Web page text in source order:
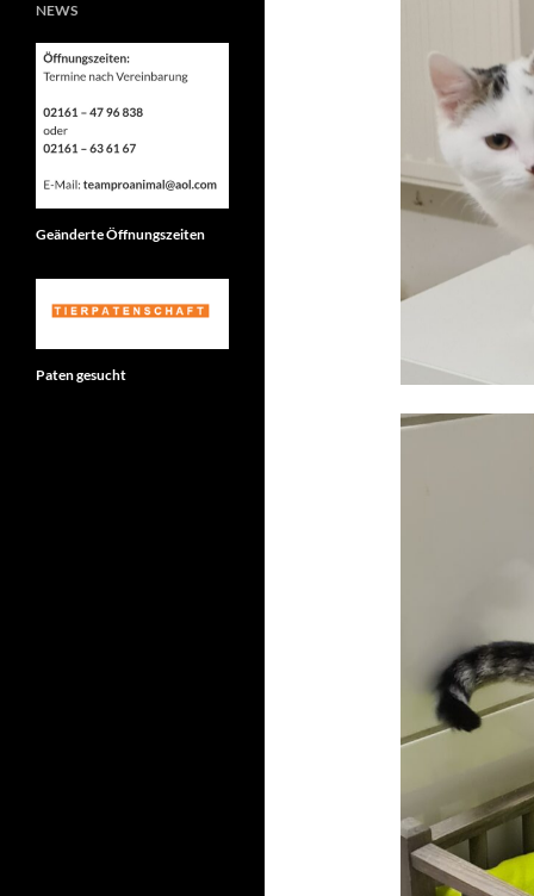
NEWS
Geänderte Öffnungszeiten
Paten gesucht